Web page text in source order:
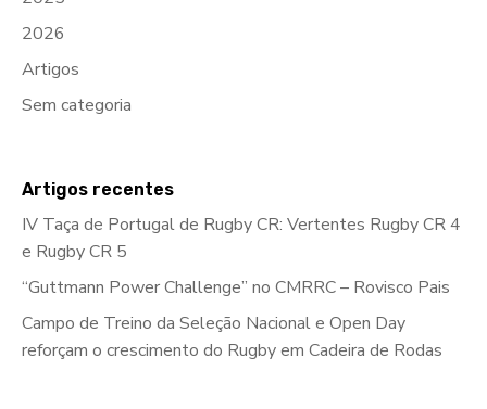
2026
Artigos
Sem categoria
Artigos recentes
IV Taça de Portugal de Rugby CR: Vertentes Rugby CR 4
e Rugby CR 5
“Guttmann Power Challenge” no CMRRC – Rovisco Pais
Campo de Treino da Seleção Nacional e Open Day
reforçam o crescimento do Rugby em Cadeira de Rodas